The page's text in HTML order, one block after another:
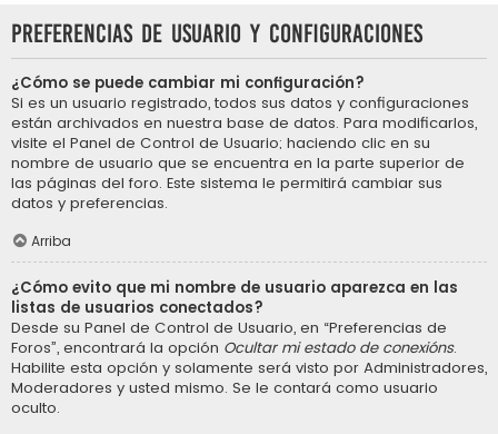
Preferencias de usuario y configuraciones
¿Cómo se puede cambiar mi configuración?
Si es un usuario registrado, todos sus datos y configuraciones
están archivados en nuestra base de datos. Para modificarlos,
visite el Panel de Control de Usuario; haciendo clic en su
nombre de usuario que se encuentra en la parte superior de
las páginas del foro. Este sistema le permitirá cambiar sus
datos y preferencias.
Arriba
¿Cómo evito que mi nombre de usuario aparezca en las
listas de usuarios conectados?
Desde su Panel de Control de Usuario, en “Preferencias de
Foros”, encontrará la opción Ocultar mi estado de conexións.
Habilite esta opción y solamente será visto por Administradores,
Moderadores y usted mismo. Se le contará como usuario
oculto.